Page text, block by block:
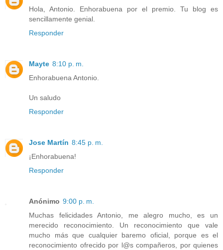
Hola, Antonio. Enhorabuena por el premio. Tu blog es
sencillamente genial.
Responder
Mayte 8:10 p. m.
Enhorabuena Antonio.
Un saludo
Responder
Jose Martín 8:45 p. m.
¡Enhorabuena!
Responder
Anónimo 9:00 p. m.
Muchas felicidades Antonio, me alegro mucho, es un
merecido reconocimiento. Un reconocimiento que vale
mucho más que cualquier baremo oficial, porque es el
reconocimiento ofrecido por l@s compañeros, por quienes